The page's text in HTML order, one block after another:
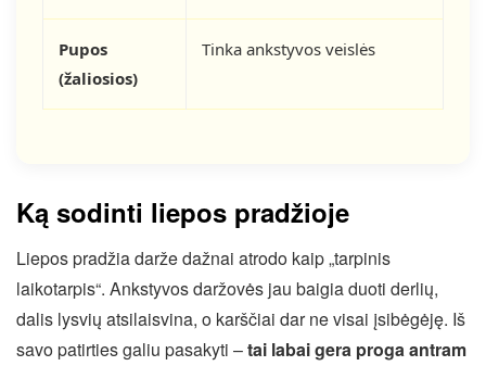
Pupos
(žaliosios)
Tinka ankstyvos veislės
Ką sodinti liepos pradžioje
Liepos pradžia darže dažnai atrodo kaip „tarpinis
laikotarpis“. Ankstyvos daržovės jau baigia duoti derlių,
dalis lysvių atsilaisvina, o karščiai dar ne visai įsibėgėję. Iš
savo patirties galiu pasakyti –tai labai gera proga antram